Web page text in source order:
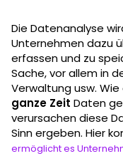
Die Datenanalyse
Unternehmen dazu
erfassen und zu
Sache, vor allem in
Verwaltung usw.
ganze Zeit Daten
verursachen diese
Sinn ergeben. Hier
ermöglicht es